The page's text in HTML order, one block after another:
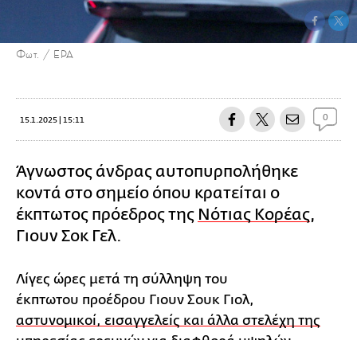
Φωτ. / EPA
15.1.2025 | 15:11 0
Άγνωστος άνδρας αυτοπυρπολήθηκε
κοντά στο σημείο όπου κρατείται ο
έκπτωτος πρόεδρος της Νότιας Κορέας,
Γιουν Σοκ Γελ.
Λίγες ώρες μετά τη σύλληψη του
έκπτωτου προέδρου Γιουν Σουκ Γιολ,
αστυνομικοί, εισαγγελείς και άλλα στελέχη της